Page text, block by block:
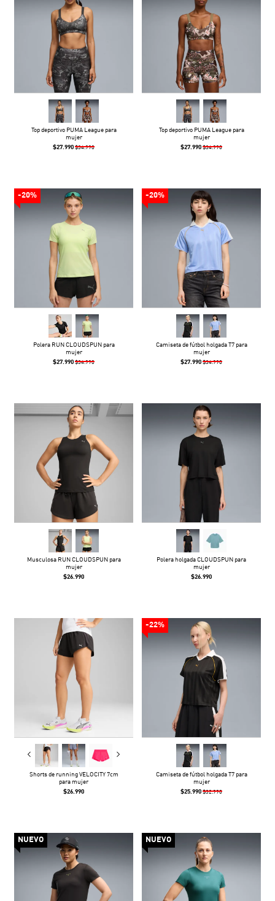
Top deportivo PUMA League para
mujer
$27.990 $34.990
Top deportivo PUMA League para
mujer
$27.990 $34.990
-20%
Polera RUN CLOUDSPUN para
mujer
$27.990 $34.990
-20%
Camiseta de fútbol holgada T7 para
mujer
$27.990 $34.990
Musculosa RUN CLOUDSPUN para
mujer
$26.990
Polera holgada CLOUDSPUN para
mujer
$26.990
Shorts de running VELOCITY 7cm
para mujer
$26.990
-22%
Camiseta de fútbol holgada T7 para
mujer
$25.990 $32.990
NUEVO NUEVO